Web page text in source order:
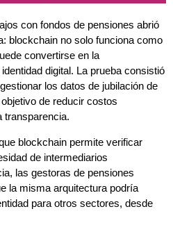
con fondos de pensiones abrió
blockchain no solo funciona como
convertirse en la
digital. La prueba consistió
los datos de jubilación de
de reducir costos
transparencia.
blockchain permite verificar
de intermediarios
las gestoras de pensiones
la misma arquitectura podría
para otros sectores, desde